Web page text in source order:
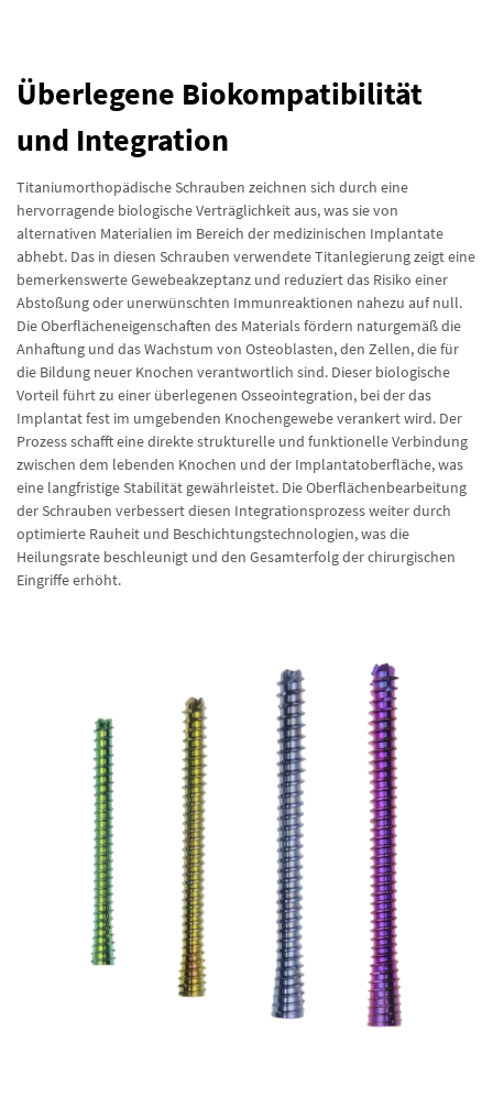
Überlegene Biokompatibilität
und Integration
Titaniumorthopädische Schrauben zeichnen sich durch eine
hervorragende biologische Verträglichkeit aus, was sie von
alternativen Materialien im Bereich der medizinischen Implantate
abhebt. Das in diesen Schrauben verwendete Titanlegierung zeigt eine
bemerkenswerte Gewebeakzeptanz und reduziert das Risiko einer
Abstoßung oder unerwünschten Immunreaktionen nahezu auf null.
Die Oberflächeneigenschaften des Materials fördern naturgemäß die
Anhaftung und das Wachstum von Osteoblasten, den Zellen, die für
die Bildung neuer Knochen verantwortlich sind. Dieser biologische
Vorteil führt zu einer überlegenen Osseointegration, bei der das
Implantat fest im umgebenden Knochengewebe verankert wird. Der
Prozess schafft eine direkte strukturelle und funktionelle Verbindung
zwischen dem lebenden Knochen und der Implantatoberfläche, was
eine langfristige Stabilität gewährleistet. Die Oberflächenbearbeitung
der Schrauben verbessert diesen Integrationsprozess weiter durch
optimierte Rauheit und Beschichtungstechnologien, was die
Heilungsrate beschleunigt und den Gesamterfolg der chirurgischen
Eingriffe erhöht.